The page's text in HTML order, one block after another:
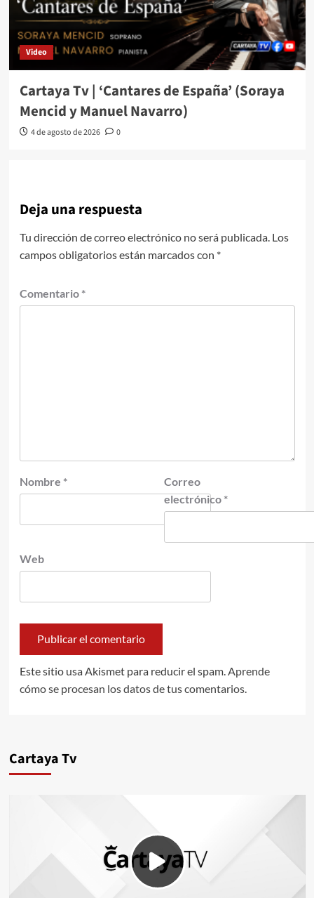
Video
Cartaya Tv | ‘Cantares de España’ (Soraya
Mencid y Manuel Navarro)
4 de agosto de 2026 0
Deja una respuesta
Tu dirección de correo electrónico no será publicada. Los
campos obligatorios están marcados con *
Comentario *
Nombre *
Correo
electrónico *
Web
Este sitio usa Akismet para reducir el spam. Aprende
cómo se procesan los datos de tus comentarios.
Cartaya Tv